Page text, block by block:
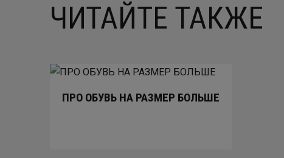
ЧИТАЙТЕ ТАКЖЕ
ПРО ОБУВЬ НА РАЗМЕР БОЛЬШЕ